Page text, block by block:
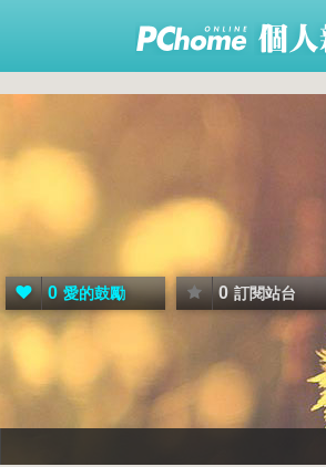
0 愛的鼓勵 0 訂閱站台